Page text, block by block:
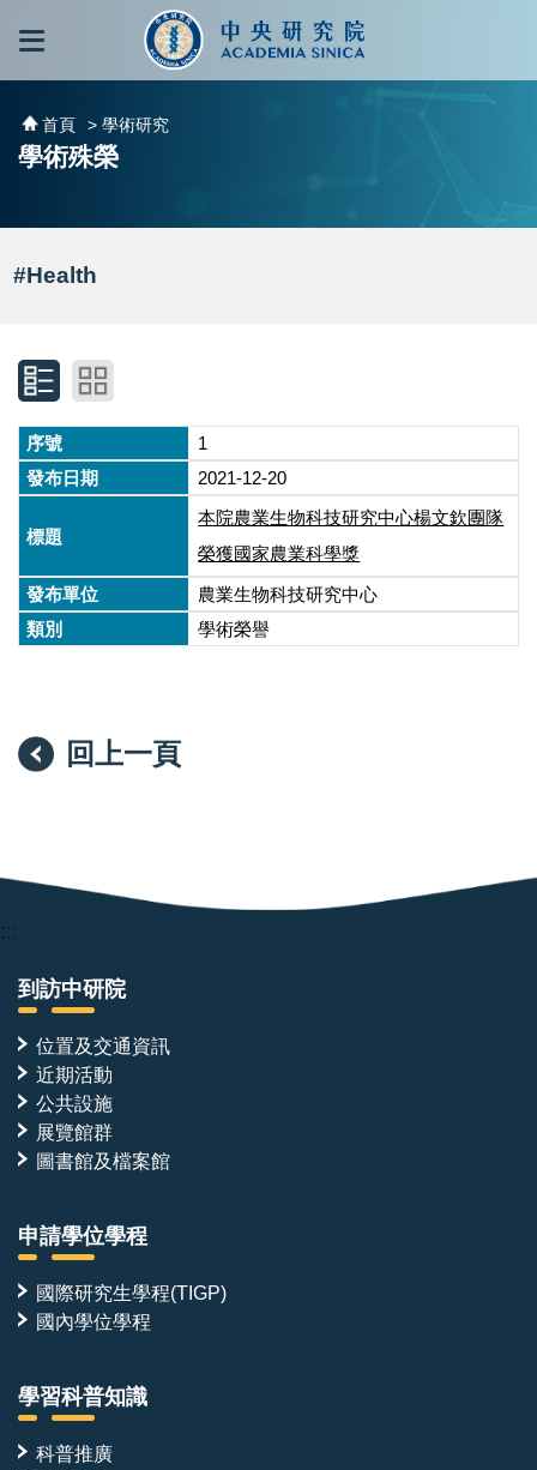
跳到主要內容區塊
首頁 > 學術研究
學術殊榮
#Health
1
2021-12-20
本院農業生物科技研究中心楊文欽團隊
榮獲國家農業科學獎
農業生物科技研究中心
學術榮譽
回上一頁
:::
到訪中研院
位置及交通資訊
近期活動
公共設施
展覽館群
圖書館及檔案館
申請學位學程
國際研究生學程(TIGP)
國內學位學程
學習科普知識
科普推廣